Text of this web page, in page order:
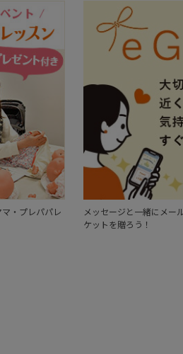
・プレパパレ
メッセージと一緒にメー
ケットを贈ろう！